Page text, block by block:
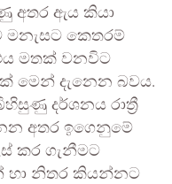
අතර ඇය කියා
මනැසට කෙතරම්
මතක් වනවිට
මෙන් දැනෙන බවය.
දර්ශනය රාත්‍රී
අතර ඉගෙනුමේ
කර ගැනීමට
හා නිතර කියන්නට